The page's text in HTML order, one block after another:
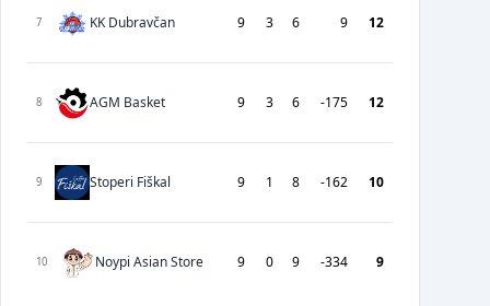
7 KK Dubravčan 9 3 6 9 12
8 AGM Basket 9 3 6 -175 12
9 Stoperi Fiškal 9 1 8 -162 10
10 Noypi Asian Store 9 0 9 -334 9